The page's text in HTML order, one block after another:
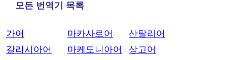
모든 번역기 목록
가어
갈리시아어
마카사르어
마케도니아어
산탈리어
상고어